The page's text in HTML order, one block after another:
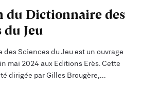
du Dictionnaire des
du Jeu
des Sciences du Jeu est un ouvrage
mai 2024 aux Editions Erès. Cette
dirigée par Gilles Brougère,